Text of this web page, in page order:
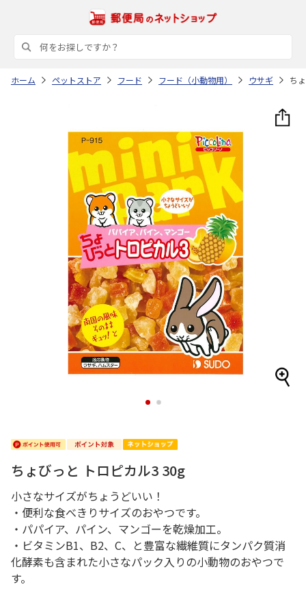
ホーム ペットストア フード フード（小動物用） ウサギ ち
1 2
ちょびっと トロピカル3 30g
小さなサイズがちょうどいい！
・便利な食べきりサイズのおやつです。
・パパイア、パイン、マンゴーを乾燥加工。
・ビタミンB1、B2、C、と豊富な繊維質にタンパク質消
化酵素も含まれた小さなパック入りの小動物のおやつで
す。